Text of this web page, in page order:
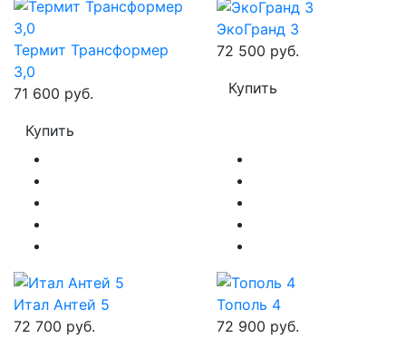
Термит Трансформер
3,0
71 600 руб.
Купить
ЭкоГранд 3
72 500 руб.
Купить
Итал Антей 5
72 700 руб.
Тополь 4
72 900 руб.